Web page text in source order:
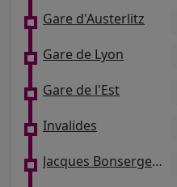
Gare d'Austerlitz
Gare de Lyon
Gare de l'Est
Invalides
Jacques Bonsergent